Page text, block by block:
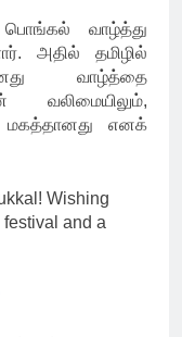
வாழ்த்து
அதில் தமிழில்
வாழ்த்தை
வலிமையிலும்,
மகத்தானது எனக்
Wishing
and a